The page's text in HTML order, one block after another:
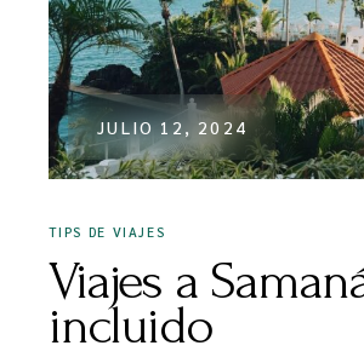
JULIO 12, 2024
TIPS DE VIAJES
Viajes a
incluido